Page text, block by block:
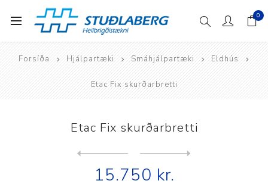
0
Forsíða Hjálpartæki Smáhjálpartæki Eldhús
Etac Fix skurðarbretti
Etac Fix skurðarbretti
15.750 kr.